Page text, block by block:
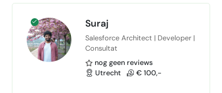
Suraj
Salesforce Architect | Developer |
Consultat
nog geen reviews
Utrecht
€ 100,-